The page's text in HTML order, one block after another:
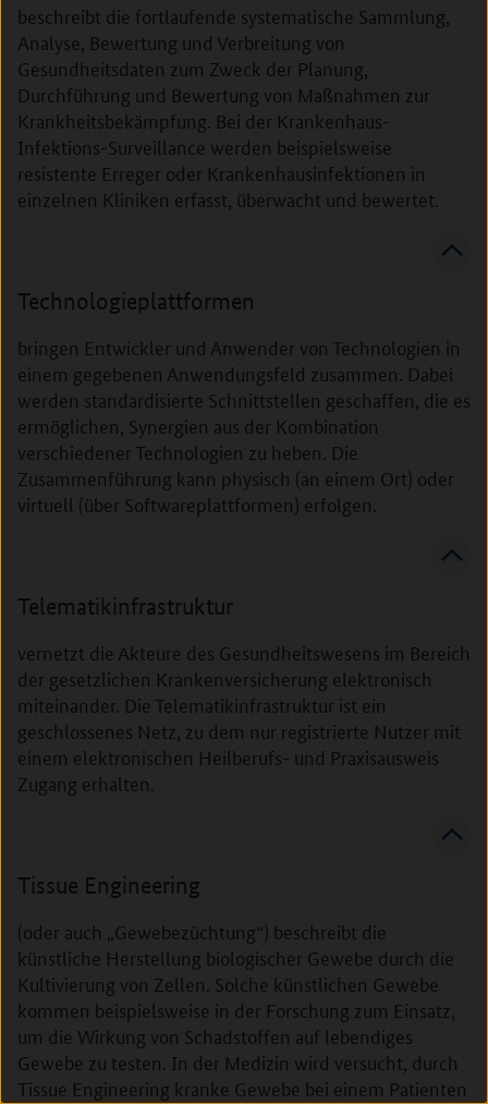
beschreibt die fortlaufende systematische Sammlung,
Analyse, Bewertung und Verbreitung von
Gesundheitsdaten zum Zweck der Planung,
Durchführung und Bewertung von Maßnahmen zur
Krankheitsbekämpfung. Bei der Krankenhaus-
Infektions-Surveillance werden beispielsweise
resistente Erreger oder Krankenhausinfektionen in
einzelnen Kliniken erfasst, überwacht und bewertet.
Technologieplattformen
bringen Entwickler und Anwender von Technologien in
einem gegebenen Anwendungsfeld zusammen. Dabei
werden standardisierte Schnittstellen geschaffen, die es
ermöglichen, Synergien aus der Kombination
verschiedener Technologien zu heben. Die
Zusammenführung kann physisch (an einem Ort) oder
virtuell (über Softwareplattformen) erfolgen.
Telematikinfrastruktur
vernetzt die Akteure des Gesundheitswesens im Bereich
der gesetzlichen Krankenversicherung elektronisch
miteinander. Die Telematikinfrastruktur ist ein
geschlossenes Netz, zu dem nur registrierte Nutzer mit
einem elektronischen Heilberufs- und Praxisausweis
Zugang erhalten.
Tissue Engineering
(oder auch „Gewebezüchtung“) beschreibt die
künstliche Herstellung biologischer Gewebe durch die
Kultivierung von Zellen. Solche künstlichen Gewebe
kommen beispielsweise in der Forschung zum Einsatz,
um die Wirkung von Schadstoffen auf lebendiges
Gewebe zu testen. In der Medizin wird versucht, durch
Tissue Engineering kranke Gewebe bei einem Patienten